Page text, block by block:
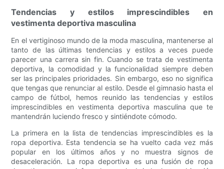
Tendencias y estilos imprescindibles en
vestimenta deportiva masculina
En el vertiginoso mundo de la moda masculina, mantenerse al
tanto de las últimas tendencias y estilos a veces puede
parecer una carrera sin fin. Cuando se trata de vestimenta
deportiva, la comodidad y la funcionalidad siempre deben
ser las principales prioridades. Sin embargo, eso no significa
que tengas que renunciar al estilo. Desde el gimnasio hasta el
campo de fútbol, ​​hemos reunido las tendencias y estilos
imprescindibles en vestimenta deportiva masculina que te
mantendrán luciendo fresco y sintiéndote cómodo.
La primera en la lista de tendencias imprescindibles es la
ropa deportiva. Esta tendencia se ha vuelto cada vez más
popular en los últimos años y no muestra signos de
desaceleración. La ropa deportiva es una fusión de ropa